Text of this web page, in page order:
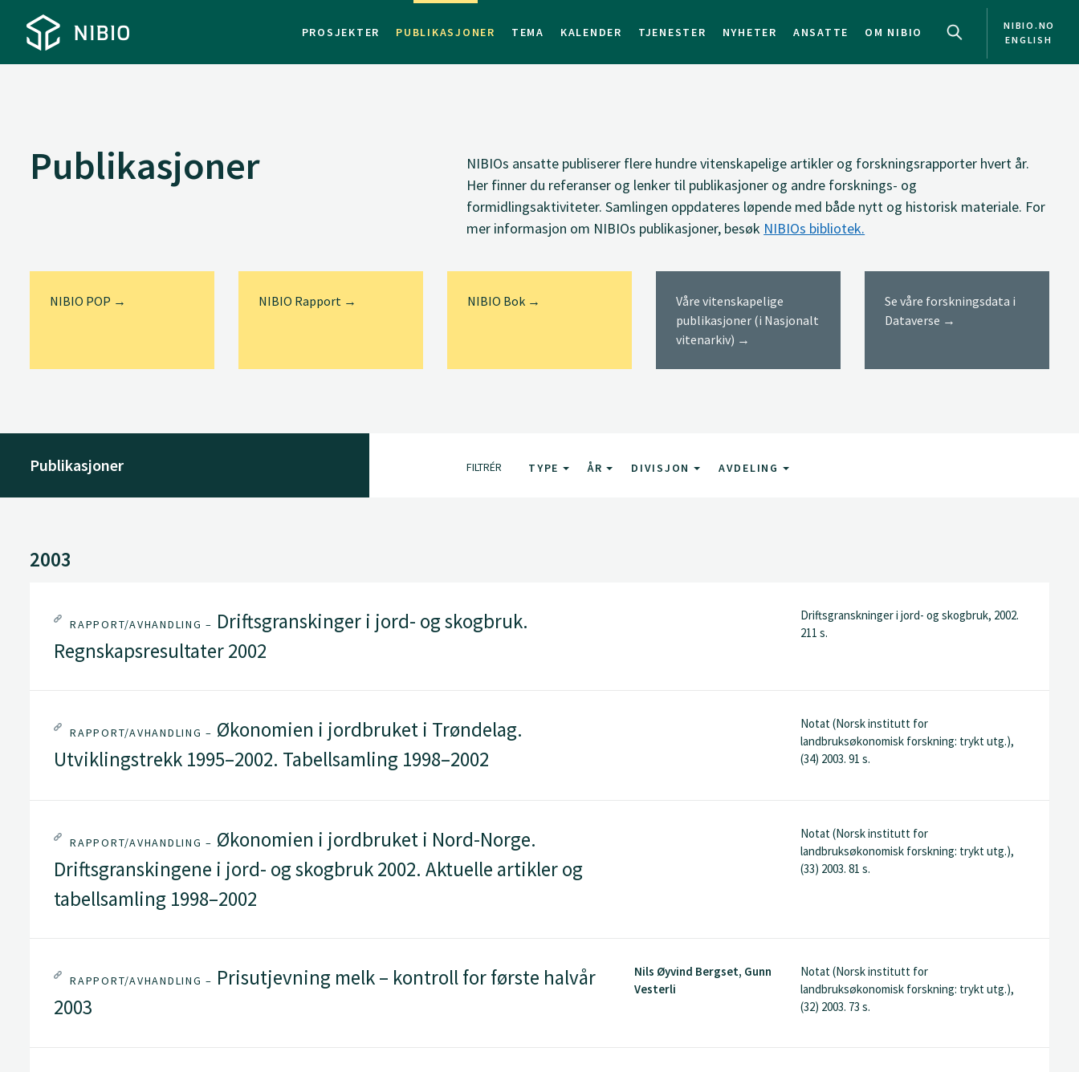
PROSJEKTER PUBLIKASJONER TEMA KALENDER TJENESTER NYHETER ANSATTE OM NIBIO
NIBIO.NO
ENGLISH
Publikasjoner NIBIOs ansatte publiserer flere hundre vitenskapelige artikler og forskningsrapporter hvert år.
Her finner du referanser og lenker til publikasjoner og andre forsknings- og
formidlingsaktiviteter. Samlingen oppdateres løpende med både nytt og historisk materiale. For
mer informasjon om NIBIOs publikasjoner, besøk NIBIOs bibliotek.
NIBIO POP → NIBIO Rapport → NIBIO Bok →
Våre vitenskapelige
publikasjoner (i Nasjonalt
vitenarkiv) →
Se våre forskningsdata i
Dataverse →
Publikasjoner FILTRÉR TYPE ÅR DIVISJON AVDELING
2003
RAPPORT/AVHANDLING – Driftsgranskinger i jord- og skogbruk.
Regnskapsresultater 2002
Driftsgranskninger i jord- og skogbruk, 2002.
211 s.
RAPPORT/AVHANDLING – Økonomien i jordbruket i Trøndelag.
Utviklingstrekk 1995–2002. Tabellsamling 1998–2002
Notat (Norsk institutt for
landbruksøkonomisk forskning: trykt utg.),
(34) 2003. 91 s.
RAPPORT/AVHANDLING – Økonomien i jordbruket i Nord-Norge.
Driftsgranskingene i jord- og skogbruk 2002. Aktuelle artikler og
tabellsamling 1998–2002
Notat (Norsk institutt for
landbruksøkonomisk forskning: trykt utg.),
(33) 2003. 81 s.
RAPPORT/AVHANDLING – Prisutjevning melk – kontroll for første halvår
2003
Nils Øyvind Bergset, Gunn
Vesterli
Notat (Norsk institutt for
landbruksøkonomisk forskning: trykt utg.),
(32) 2003. 73 s.